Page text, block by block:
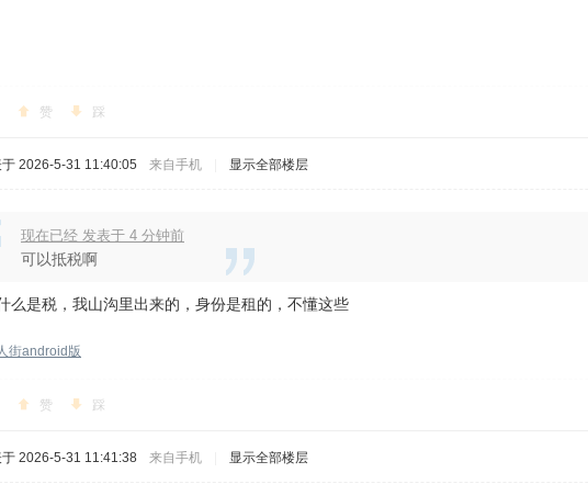
赞 踩
2026-5-31 11:40:05 来自手机 显示全部楼层
现在已经 发表于 4 分钟前
可以抵税啊
么是税，我山沟里出来的，身份是租的，不懂这些
街android版
赞 踩
于 2026-5-31 11:41:38 来自手机 显示全部楼层